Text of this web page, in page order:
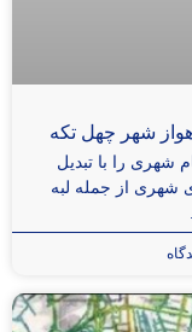
شهر چهل تکه
شهری را با تبدیل
شهری از جمله لبه